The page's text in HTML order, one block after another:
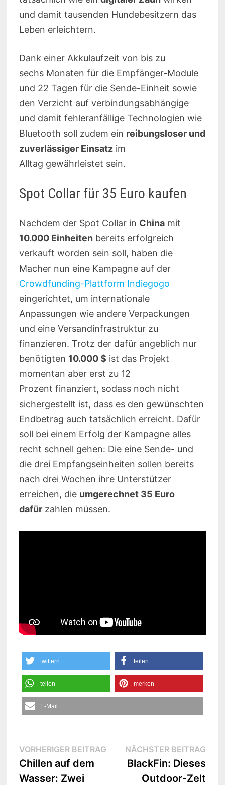
und damit tausenden Hundebesitzern das
Leben erleichtern.
Dank einer Akkulaufzeit von bis zu
sechs Monaten für die Empfänger-Module
und 22 Tagen für die Sende-Einheit sowie
den Verzicht auf verbindungsabhängige
und damit fehleranfällige Technologien wie
Bluetooth soll zudem ein reibungsloser und
zuverlässiger Einsatzim
Alltag gewährleistet sein.
Spot Collar für 35 Euro kaufen
Nachdem der Spot Collar in Chinamit
10.000 Einheiten bereits erfolgreich
verkauft worden sein soll, haben die
Macher nun eine Kampagne auf der
Crowdfunding-Plattform Indiegogo
eingerichtet, um internationale
Anpassungen wie andere Verpackungen
und eine Versandinfrastruktur zu
finanzieren. Trotz der dafür angeblich nur
benötigten 10.000 $ ist das Projekt
momentan aber erst zu 12
Prozent finanziert, sodass noch nicht
sichergestellt ist, dass es den gewünschten
Endbetrag auch tatsächlich erreicht. Dafür
soll bei einem Erfolg der Kampagne alles
recht schnell gehen: Die eine Sende- und
die drei Empfangseinheiten sollen bereits
nach drei Wochen ihre Unterstützer
erreichen, die umgerechnet 35 Euro
dafürzahlen müssen.
twittern teilen
teilen merken
E-Mail
Beitrags-
Navigation
VORHERIGER BEITRAGVorheriger
Beitrag:
Chillen auf dem
Wasser: Zwei
NÄCHSTER BEITRAG
BlackFin: Dieses
Outdoor-Zelt